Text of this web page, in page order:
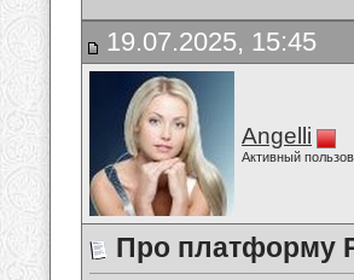
19.07.2025, 15:45
Angelli
Активный
Про платформу